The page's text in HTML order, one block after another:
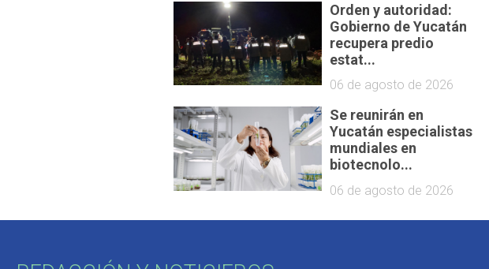
Orden y autoridad:
Gobierno de Yucatán
recupera predio
estat...
06 de agosto de 2026
Se reunirán en
Yucatán especialistas
mundiales en
biotecnolo...
06 de agosto de 2026